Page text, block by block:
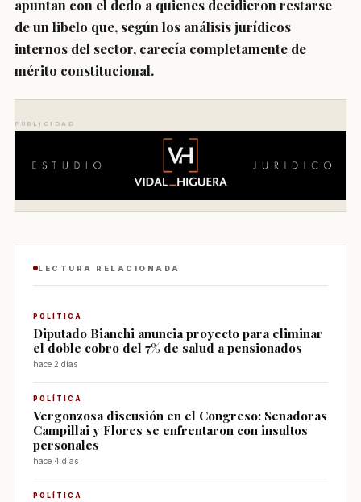
apuntan con el dedo a quienes decidieron restarse
de un libelo que, según los análisis jurídicos
internos del sector, carecía completamente de
mérito constitucional.
PUBLICIDAD
LECTURA RELACIONADA
POLÍTICA
Diputado Bianchi anuncia proyecto para eliminar
el doble cobro del 7% de salud a pensionados
hace 2 días
POLÍTICA
Vergonzosa discusión en el Congreso: Senadoras
Campillai y Flores se enfrentaron con insultos
personales
hace 4 días
POLÍTICA